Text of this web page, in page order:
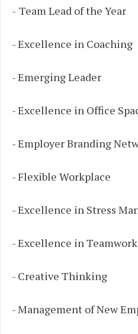
- Team Lead of the Year
- Excellence in Coaching
- Emerging Leader
- Excellence in Office
- Employer Branding
- Flexible Workplace
- Excellence in Stress
- Excellence in Teamwork
- Creative Thinking
- Management of New